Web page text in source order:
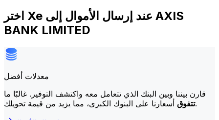
اختر Xe عند إرسال الأموال إلى AXIS
BANK LIMITED
معدلات أفضل
قارن بيننا وبين البنك الذي تتعامل معه واكتشف التوفير. غالبًا ما
تتفوقأسعارنا على البنوك الكبرى، مما يزيد من قيمة تحويلك.